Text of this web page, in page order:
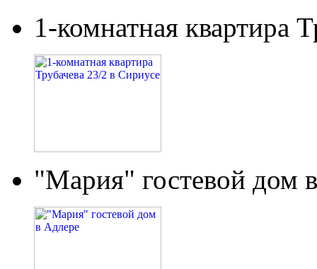
1-комнатная квартира
"Мария" гостевой дом